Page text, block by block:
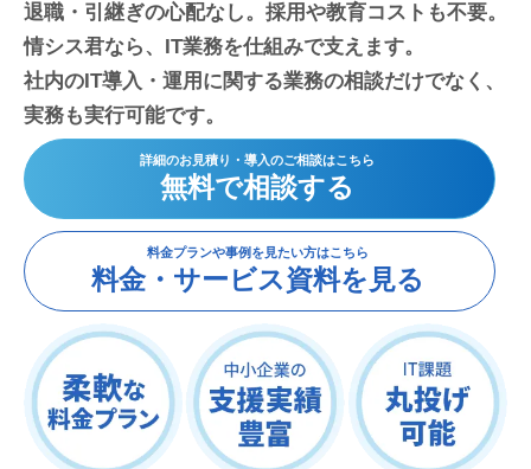
退職・引継ぎの心配なし。採用や教育コストも不要。
情シス君なら、IT業務を仕組みで支えます。
社内のIT導入・運用に関する業務の相談だけでなく、
実務も実行可能です。
詳細のお見積り・導入のご相談はこちら
無料で相談する
料金プランや事例を見たい方はこちら
料金・サービス資料を見る